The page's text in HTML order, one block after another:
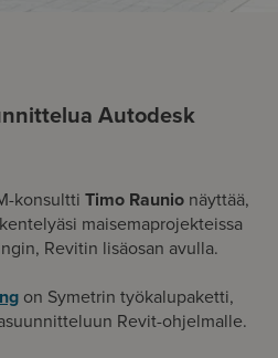
Autodesk
konsultti Timo Raunio näyttää,
maisemaprojekteissa
Revitin lisäosan avulla.
on Symetrin työkalupaketti,
Revit-ohjelmalle.